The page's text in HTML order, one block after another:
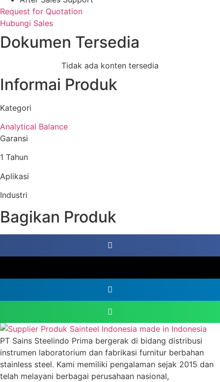
Request for Quotation
Hubungi Sales
Dokumen Tersedia
Tidak ada konten tersedia
Informai Produk
Kategori
Analytical Balance
Garansi
1 Tahun
Aplikasi
Industri
Bagikan Produk
PT Sains Steelindo Prima bergerak di bidang distribusi
instrumen laboratorium dan fabrikasi furnitur berbahan
stainless steel. Kami memiliki pengalaman sejak 2015 dan
telah melayani berbagai perusahaan nasional,